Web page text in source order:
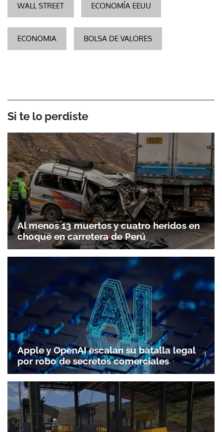
WALL STREET ECONOMÍA EEUU
ECONOMIA BOLSA DE VALORES
Si te lo perdiste
Al menos 13 muertos y cuatro heridos en
choque en carretera de Perú
Apple y OpenAI escalan su batalla legal
por robo de secretos comerciales